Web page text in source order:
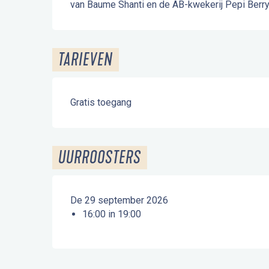
van Baume Shanti en de AB-kwekerij Pepi
TARIEVEN
Gratis toegang
UURROOSTERS
De 29 september 2026
16:00 in 19:00